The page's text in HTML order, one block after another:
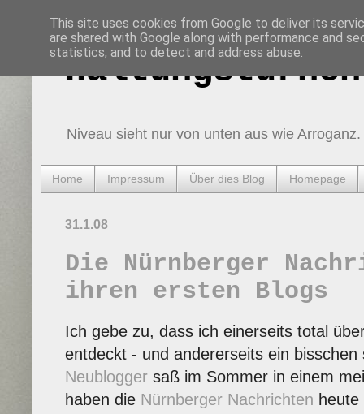
Haltungsturnen
Niveau sieht nur von unten aus wie Arroganz.
Home Impressum Über dies Blog Homepage
31.1.08
Die Nürnberger
ihren ersten Blogs
Ich gebe zu, dass ich einerseits total
entdeckt - und andererseits ein
Neublogger saß im Sommer in einem
haben die Nürnberger Nachrichten
This site uses cookies from Google to deliver its
are shared with Google along with performance and
statistics, and to detect and address abuse.